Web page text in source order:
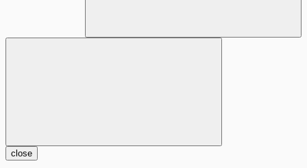
close